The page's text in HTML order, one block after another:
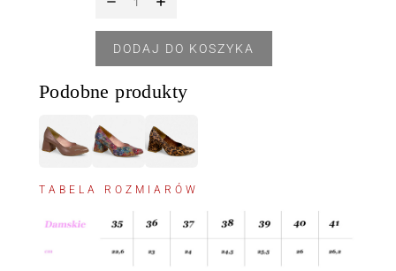
DODAJ DO KOSZYKA
Podobne produkty
TABELA ROZMIARÓW